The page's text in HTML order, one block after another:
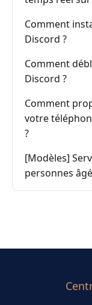
Comment
Discord ?
Comment
Discord ?
Comment
votre
?
[Modèles]
personnes